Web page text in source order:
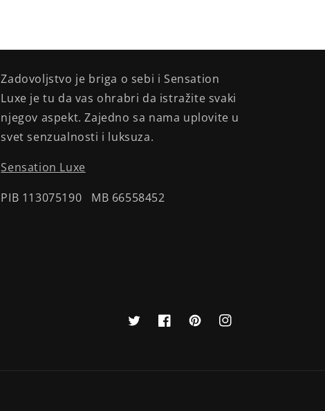
Zadovoljstvo je briga o sebi i Sensation
Luxe je tu da vas ohrabri da istražite svaki
njegov aspekt. Zajedno sa nama uplovite u
svet senzualnosti i luksuza.
Sensation Luxe
PIB 113075190 MB 66558452
TwitterFacebookPinterestInstagram